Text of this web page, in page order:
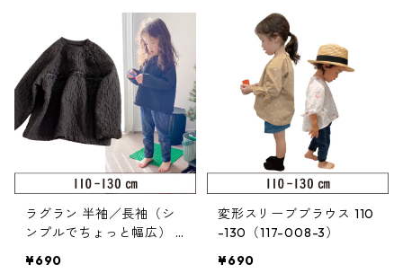
ラグラン 半袖／長袖（シ
ンプルでちょっと幅広） 1
¥690
変形スリーブブラウス 110
-130（117-008-3）
¥690